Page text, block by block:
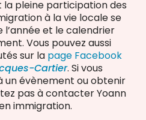
pleine participation des
à la vie locale se
et le calendrier
Vous pouvez aussi
sur la page Facebook
Cartier. Si vous
un évènement ou obtenir
pas à contacter Yoann
immigration.